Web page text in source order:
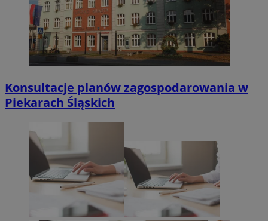
Konsultacje planów zagospodarowania w
Piekarach Śląskich